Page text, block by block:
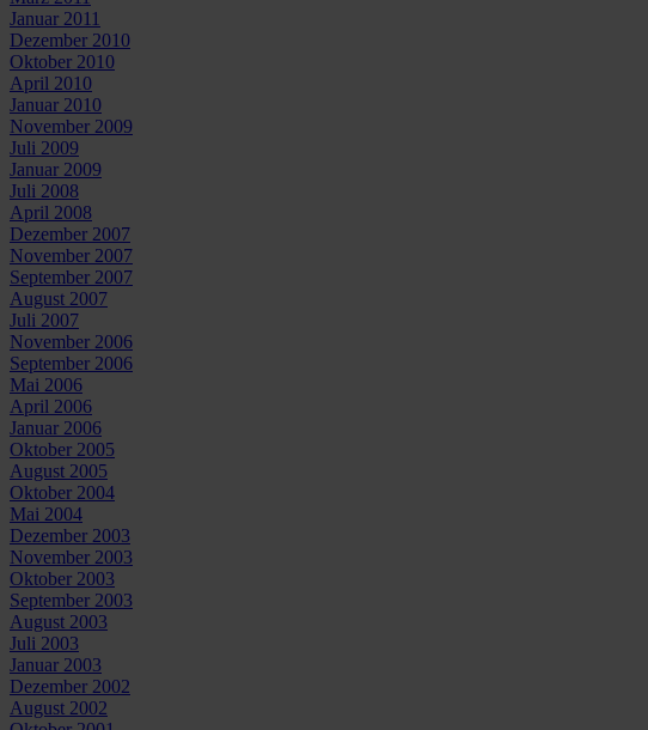
Januar 2011
Dezember 2010
Oktober 2010
April 2010
Januar 2010
November 2009
Juli 2009
Januar 2009
Juli 2008
April 2008
Dezember 2007
November 2007
September 2007
August 2007
Juli 2007
November 2006
September 2006
Mai 2006
April 2006
Januar 2006
Oktober 2005
August 2005
Oktober 2004
Mai 2004
Dezember 2003
November 2003
Oktober 2003
September 2003
August 2003
Juli 2003
Januar 2003
Dezember 2002
August 2002